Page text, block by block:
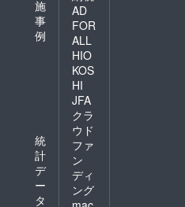
施
事
例
統
計
デ
ー
タ
AD
FOR
ALL
HIO
KOS
HI
JFA
クラ
ウド
ファ
ン
ディ
ング